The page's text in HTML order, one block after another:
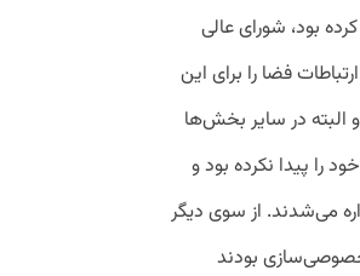
بود، شورای عالی
فضا را برای این
البته در سایر بخش‌ها
را پیدا نکرده بود و
می‌شدند. از سوی دیگر
بودند